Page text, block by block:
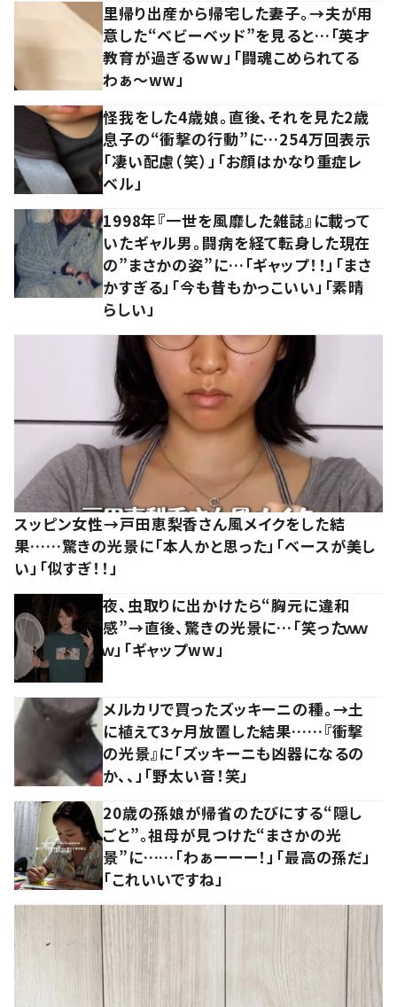
里帰り出産から帰宅した妻子。→夫が用
意した“ベビーベッド”を見ると…「英才
教育が過ぎるww」「闘魂こめられてる
わぁ～ww」
怪我をした4歳娘。直後、それを見た2歳
息子の“衝撃の行動”に…254万回表示
「凄い配慮（笑）」「お顔はかなり重症レ
ベル」
1998年『一世を風靡した雑誌』に載って
いたギャル男。闘病を経て転身した現在
の”まさかの姿”に…「ギャップ！！」「まさ
かすぎる」「今も昔もかっこいい」「素晴
らしい」
スッピン女性→戸田恵梨香さん風メイクをした結
果……驚きの光景に「本人かと思った」「ベースが美し
い」「似すぎ！！」
夜、虫取りに出かけたら“胸元に違和
感”→直後、驚きの光景に…「笑ったｗｗ
ｗ」「ギャップww」
メルカリで買ったズッキーニの種。→土
に植えて3ヶ月放置した結果……『衝撃
の光景』に「ズッキーニも凶器になるの
か、、」「野太い音！笑」
20歳の孫娘が帰省のたびにする“隠し
ごと”。祖母が見つけた“まさかの光
景”に……「わぁーーー！」「最高の孫だ」
「これいいですね」